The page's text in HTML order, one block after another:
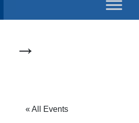
→
« All Events